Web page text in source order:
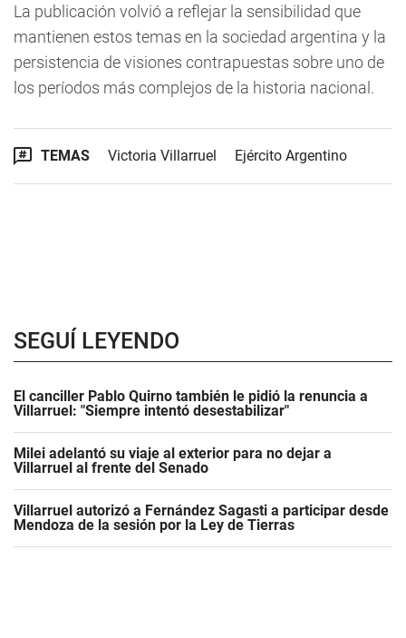
La publicación volvió a reflejar la sensibilidad que
mantienen estos temas en la sociedad argentina y la
persistencia de visiones contrapuestas sobre uno de
los períodos más complejos de la historia nacional.
TEMAS Victoria Villarruel Ejército Argentino
SEGUÍ LEYENDO
El canciller Pablo Quirno también le pidió la renuncia a
Villarruel: "Siempre intentó desestabilizar"
Milei adelantó su viaje al exterior para no dejar a
Villarruel al frente del Senado
Villarruel autorizó a Fernández Sagasti a participar desde
Mendoza de la sesión por la Ley de Tierras